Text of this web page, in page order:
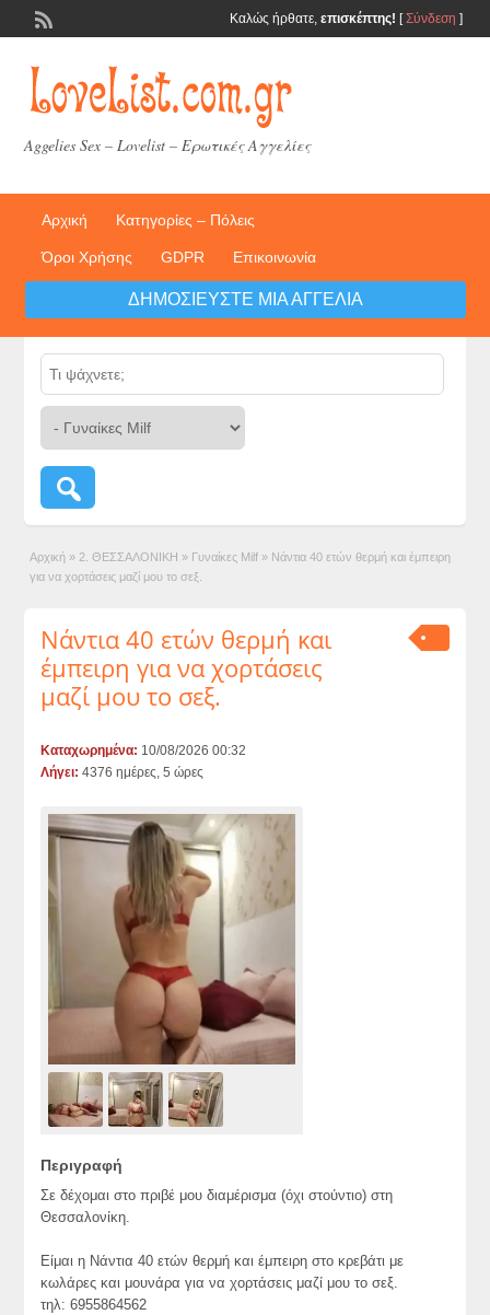
Καλώς ήρθατε, επισκέπτης! [Σύνδεση ]
Aggelies Sex – Lovelist – Ερωτικές Αγγελίες
Αρχική Κατηγορίες – Πόλεις
Όροι Χρήσης GDPR Επικοινωνία
ΔΗΜΟΣΙΕΎΣΤΕ ΜΙΑ ΑΓΓΕΛΊΑ
Αρχική » 2. ΘΕΣΣΑΛΟΝΙΚΗ » Γυναίκες Milf » Νάντια 40 ετών θερμή και έμπειρη
για να χορτάσεις μαζί μου το σεξ.
Νάντια 40 ετών θερμή και
έμπειρη για να χορτάσεις
μαζί μου το σεξ.
Καταχωρημένα: 10/08/2026 00:32
Λήγει: 4376 ημέρες, 5 ώρες
Περιγραφή
Σε δέχομαι στο πριβέ μου διαμέρισμα (όχι στούντιο) στη
Θεσσαλονίκη.
Είμαι η Νάντια 40 ετών θερμή και έμπειρη στο κρεβάτι με
κωλάρες και μουνάρα για να χορτάσεις μαζί μου το σεξ.
τηλ: 6955864562